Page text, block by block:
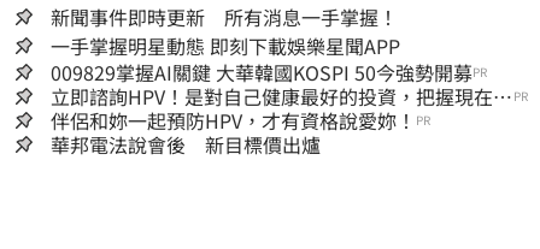
新聞事件即時更新 所有消息一手掌握！
一手掌握明星動態 即刻下載娛樂星聞APP
009829掌握AI關鍵 大華韓國KOSPI 50今強勢開募PR
立即諮詢HPV！是對自己健康最好的投資，把握現在不
嫌晚！
PR
伴侶和妳一起預防HPV，才有資格說愛妳！ PR
華邦電法說會後 新目標價出爐